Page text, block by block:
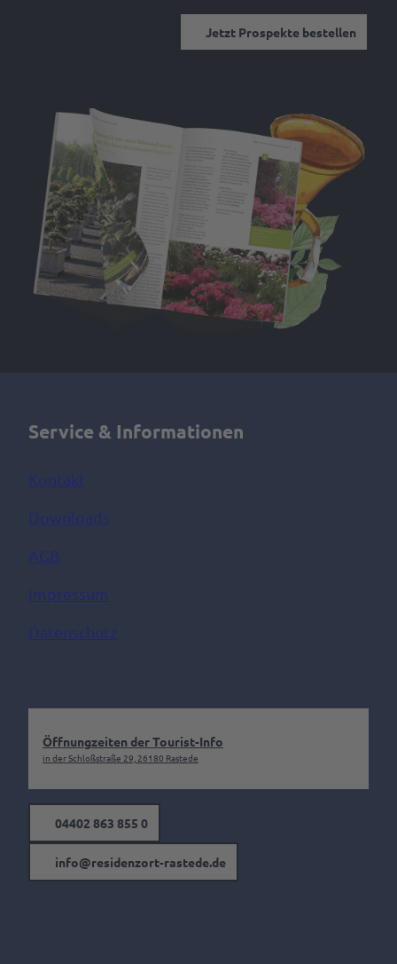
Jetzt Prospekte bestellen
Service & Informationen
Kontakt
Downloads
AGB
Impressum
Datenschutz
Öffnungzeiten der Tourist-Info
in der Schloßstraße 29, 26180 Rastede
04402 863 855 0
info@residenzort-rastede.de